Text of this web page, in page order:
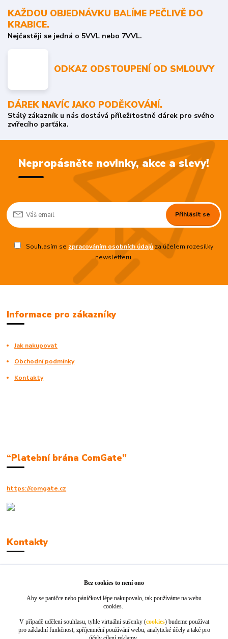
KAŽDOU OBJEDNÁVKU BALÍME PEČLIVĚ DO
KRABICE.
Nejčastěji se jedná o 5VVL nebo 7VVL.
ODKAZ ODSTOUPENÍ OD SMLOUVY
DÁREK NAVÍC JAKO PODĚKOVÁNÍ.
Stálý zákazník u nás dostává příležitostně dárek pro svého
zvířecího parťáka.
Nepropásněte novinky, akce a slevy!
Přihlásit se
Souhlasím se zpracováním osobních údajůza účelem rozesílky
newsletteru.
Informace pro zákazníky
Jak nakupovat
Obchodní podmínky
Kontakty
“Platební brána ComGate”
https://comgate.cz
Kontakty
info@jackie-shop.cz
Bez cookies to není ono
Aby se paničce nebo páníčkovi lépe nakupovalo, tak používáme na webu
cookies.
V případě udělení souhlasu, tyhle virtuální sušenky (cookies) budeme používat
pro základní funkčnost, zpříjemnění používání webu, analytické účely a také pro